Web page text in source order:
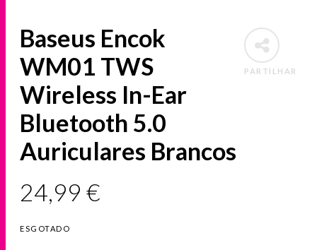
PARTILHAR
Baseus Encok
WM01 TWS
Wireless In-Ear
Bluetooth 5.0
Auriculares Brancos
24,99€
ESGOTADO